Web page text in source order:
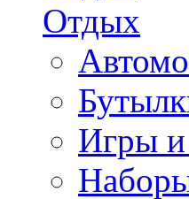
Отдых
Игры и